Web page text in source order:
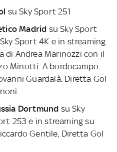
su Sky Sport 251
Madrid su Sky Sport
Sport 4K e in streaming
di Andrea Marinozzi con il
Minotti. A bordocampo
Guardalà. Diretta Gol
Dortmund su Sky
253 e in streaming su
Gentile, Diretta Gol